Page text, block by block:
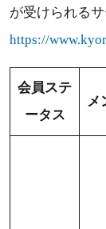
が受けられるサ
https://
会員ステ
ータス
メ